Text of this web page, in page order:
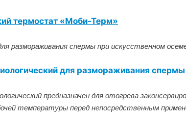
термостат «Моби-Терм»
размораживания спермы при искусственном
для размораживания спермы
предназначен для отогрева
температуры перед непосредственным